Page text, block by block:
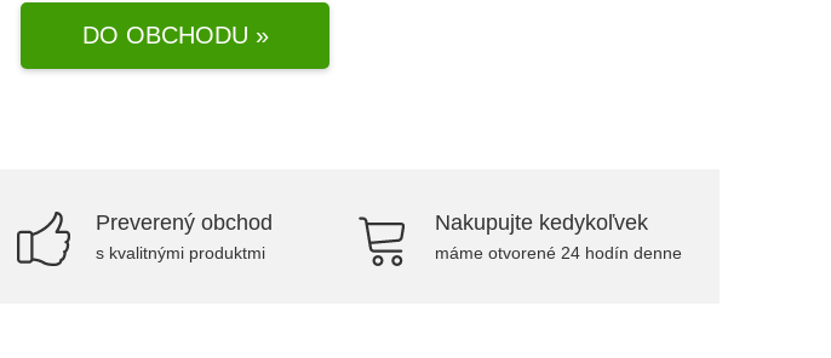
DO OBCHODU »
Preverený obchod
s kvalitnými produktmi
Nakupujte kedykoľvek
máme otvorené 24 hodín denne